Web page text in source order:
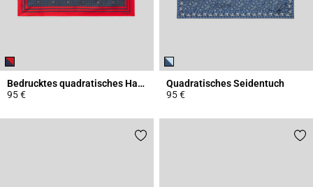
Bedrucktes quadratisches Halstuch
95 €
Quadratisches Seidentuch
95 €